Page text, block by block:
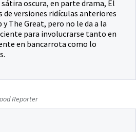
oscura, en parte drama, El
de versiones ridículas anteriores
The Great, pero no le da a la
para involucrarse tanto en
en bancarrota como lo
Reporter